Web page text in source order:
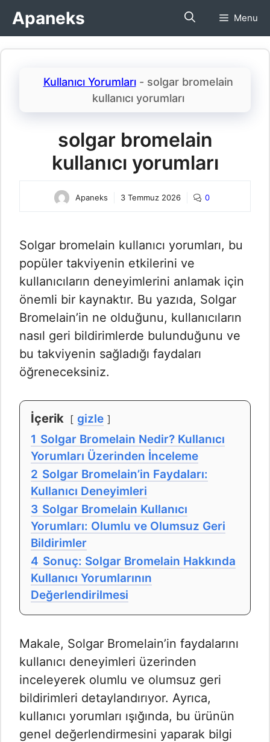
İçeriğe
atlaApaneks Menu
Kullanıcı Yorumları- solgar bromelain
kullanıcı yorumları​
solgar bromelain
kullanıcı yorumları​
Apaneks 3 Temmuz 2026 0
Solgar bromelain kullanıcı yorumları, bu
popüler takviyenin etkilerini ve
kullanıcıların deneyimlerini anlamak için
önemli bir kaynaktır. Bu yazıda, Solgar
Bromelain’in ne olduğunu, kullanıcıların
nasıl geri bildirimlerde bulunduğunu ve
bu takviyenin sağladığı faydaları
öğreneceksiniz.
İçerik
gizle
1 Solgar Bromelain Nedir? Kullanıcı
Yorumları Üzerinden İnceleme
2 Solgar Bromelain’in Faydaları:
Kullanıcı Deneyimleri
3 Solgar Bromelain Kullanıcı
Yorumları: Olumlu ve Olumsuz Geri
Bildirimler
4 Sonuç: Solgar Bromelain Hakkında
Kullanıcı Yorumlarının
Değerlendirilmesi
Makale, Solgar Bromelain’in faydalarını
kullanıcı deneyimleri üzerinden
inceleyerek olumlu ve olumsuz geri
bildirimleri detaylandırıyor. Ayrıca,
kullanıcı yorumları ışığında, bu ürünün
genel değerlendirmesini yaparak bilgi